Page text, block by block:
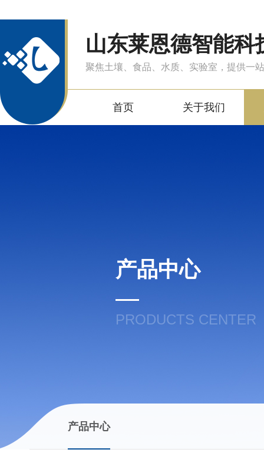
山东莱恩德智能科
聚焦土壤、食品、水质、实验室，提供一
首页 关于我们
产品中心
PRODUCTS CENTER
产品中心